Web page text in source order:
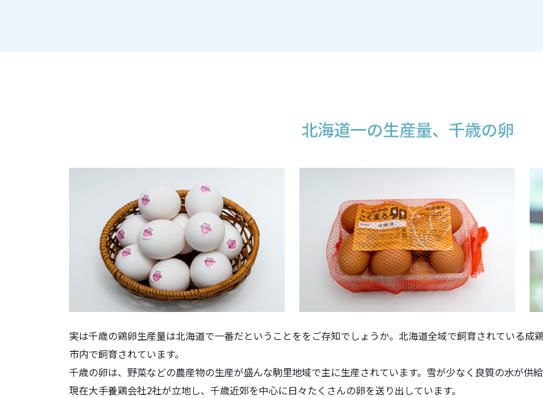
北海道一の生産量、千歳の卵
実は千歳の鶏卵生産量は北海道で一番だということををご存知でしょうか。北海道全域で飼育されている成
市内で飼育されています。
千歳の卵は、野菜などの農産物の生産が盛んな駒里地域で主に生産されています。雪が少なく良質の水が供
現在大手養鶏会社2社が立地し、千歳近郊を中心に日々たくさんの卵を送り出しています。